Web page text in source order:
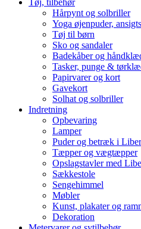
Tøj, tilbehør
Hårpynt og solbriller
Yoga øjenpuder,
Tøj til børn
Sko og sandaler
Badekåber og
Tasker, punge &
Papirvarer og kort
Gavekort
Solhat og solbriller
Indretning
Opbevaring
Lamper
Puder og betræk i
Tæpper og vægtæpper
Opslagstavler med
Sækkestole
Sengehimmel
Møbler
Kunst, plakater og
Dekoration